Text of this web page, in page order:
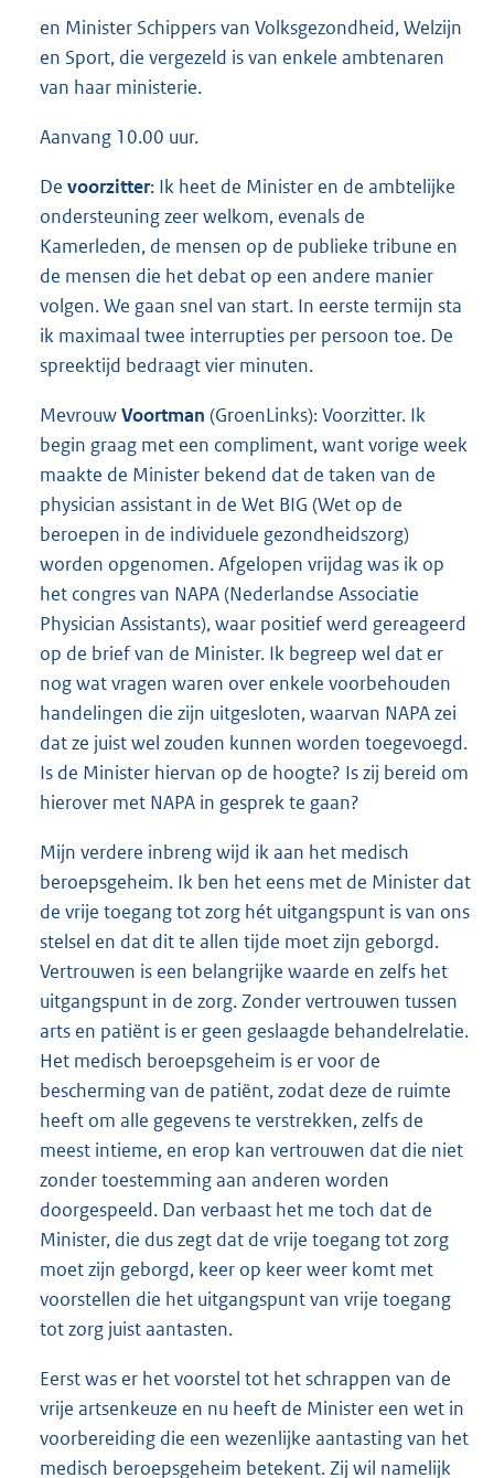
en Minister Schippers van Volksgezondheid, Welzijn
en Sport, die vergezeld is van enkele ambtenaren
van haar ministerie.
Aanvang 10.00 uur.
De voorzitter: Ik heet de Minister en de ambtelijke
ondersteuning zeer welkom, evenals de
Kamerleden, de mensen op de publieke tribune en
de mensen die het debat op een andere manier
volgen. We gaan snel van start. In eerste termijn sta
ik maximaal twee interrupties per persoon toe. De
spreektijd bedraagt vier minuten.
MevrouwVoortman (GroenLinks): Voorzitter. Ik
begin graag met een compliment, want vorige week
maakte de Minister bekend dat de taken van de
physician assistant in de Wet BIG (Wet op de
beroepen in de individuele gezondheidszorg)
worden opgenomen. Afgelopen vrijdag was ik op
het congres van NAPA (Nederlandse Associatie
Physician Assistants), waar positief werd gereageerd
op de brief van de Minister. Ik begreep wel dat er
nog wat vragen waren over enkele voorbehouden
handelingen die zijn uitgesloten, waarvan NAPA zei
dat ze juist wel zouden kunnen worden toegevoegd.
Is de Minister hiervan op de hoogte? Is zij bereid om
hierover met NAPA in gesprek te gaan?
Mijn verdere inbreng wijd ik aan het medisch
beroepsgeheim. Ik ben het eens met de Minister dat
de vrije toegang tot zorg hét uitgangspunt is van ons
stelsel en dat dit te allen tijde moet zijn geborgd.
Vertrouwen is een belangrijke waarde en zelfs het
uitgangspunt in de zorg. Zonder vertrouwen tussen
arts en patiënt is er geen geslaagde behandelrelatie.
Het medisch beroepsgeheim is er voor de
bescherming van de patiënt, zodat deze de ruimte
heeft om alle gegevens te verstrekken, zelfs de
meest intieme, en erop kan vertrouwen dat die niet
zonder toestemming aan anderen worden
doorgespeeld. Dan verbaast het me toch dat de
Minister, die dus zegt dat de vrije toegang tot zorg
moet zijn geborgd, keer op keer weer komt met
voorstellen die het uitgangspunt van vrije toegang
tot zorg juist aantasten.
Eerst was er het voorstel tot het schrappen van de
vrije artsenkeuze en nu heeft de Minister een wet in
voorbereiding die een wezenlijke aantasting van het
medisch beroepsgeheim betekent. Zij wil namelijk